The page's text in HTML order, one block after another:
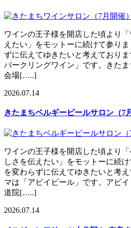
ワインの王子様を開店した頃より
えたい」をモットーに続けて参り
ずに伝えてゆきたいと考えており
パークリングワイン」です。きた
会場[…..]
2026.07.14
きたまちベルギービールサロン（7
ワインの王子様を開店した頃より
しさを伝えたい」をモットーに続
を変わらずに伝えてゆきたいと考
マは「アビイビール」です。アビ
道院[…..]
2026.07.14